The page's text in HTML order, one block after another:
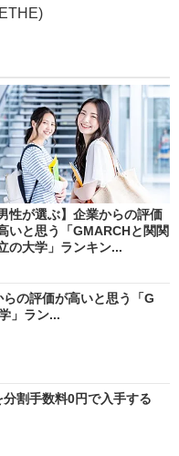
男性が選ぶ】企業からの評価
いと思う「GMARCHと関関
の大学」ランキン...
らの評価が高いと思う「G
」ラン...
割手数料0円で入手する